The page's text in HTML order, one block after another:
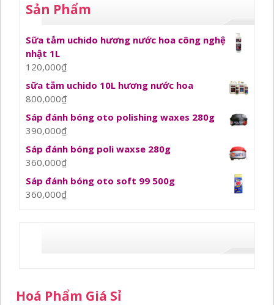
Sản Phẩm
Sữa tắm uchido hương nước hoa công nghệ
nhật 1L
120,000₫
sữa tắm uchido 10L hương nước hoa
800,000₫
Sáp đánh bóng oto polishing waxes 280g
390,000₫
Sáp đánh bóng poli waxse 280g
360,000₫
Sáp đánh bóng oto soft 99 500g
360,000₫
Hoá Phẩm Giá Sỉ